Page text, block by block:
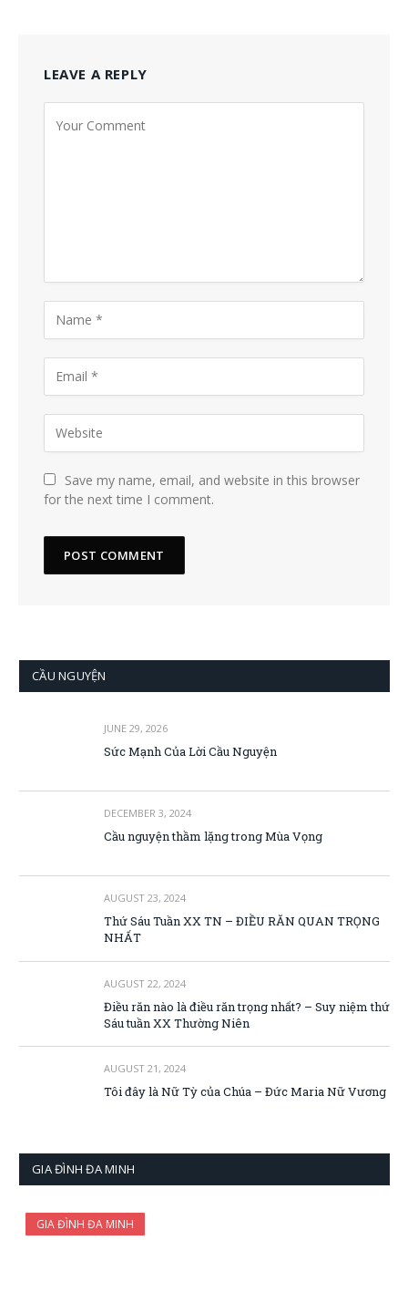
LEAVE A REPLY
Save my name, email, and website in this browser
for the next time I comment.
CẦU NGUYỆN
JUNE 29, 2026
Sức Mạnh Của Lời Cầu Nguyện
DECEMBER 3, 2024
Cầu nguyện thầm lặng trong Mùa Vọng
AUGUST 23, 2024
Thứ Sáu Tuần XX TN – ĐIỀU RĂN QUAN TRỌNG
NHẤT
AUGUST 22, 2024
Điều răn nào là điều răn trọng nhất? – Suy niệm thứ
Sáu tuần XX Thường Niên
AUGUST 21, 2024
Tôi đây là Nữ Tỳ của Chúa – Đức Maria Nữ Vương
GIA ĐÌNH ĐA MINH
GIA ĐÌNH ĐA MINH